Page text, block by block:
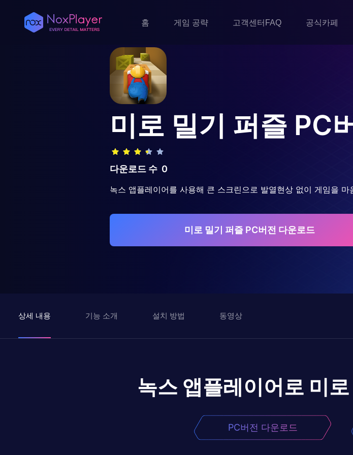
홈 게임 공략 고객센터FAQ 공식카페
미로 밀기 퍼즐 PC
다운로드 수 0
녹스 앱플레이어를 사용해 큰 스크린으로 발열현상 없이 게임을 마
미로 밀기 퍼즐 PC버전 다운로드
상세 내용 기능 소개 설치 방법 동영상
녹스 앱플레이어로 미
PC버전 다운로드